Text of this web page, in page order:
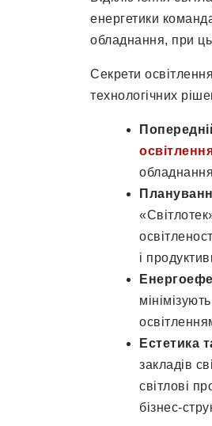
енергетики
обладнання, при
Секрети
технологічних
і
Естетика
закладів
світлові
бізнес-